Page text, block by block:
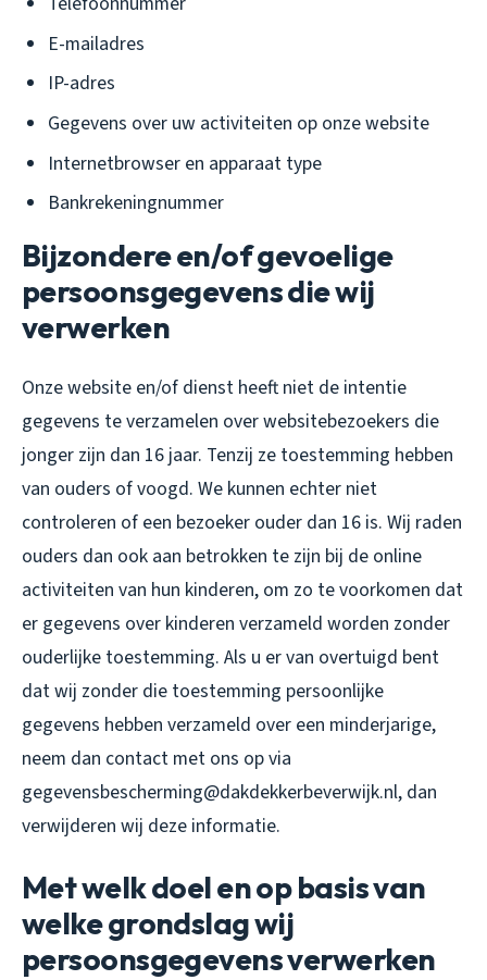
E-mailadres
IP-adres
Gegevens over uw activiteiten op onze website
Internetbrowser en apparaat type
Bankrekeningnummer
Bijzondere en/of gevoelige
persoonsgegevens die wij
verwerken
Onze website en/of dienst heeft niet de intentie
gegevens te verzamelen over websitebezoekers die
jonger zijn dan 16 jaar. Tenzij ze toestemming hebben
van ouders of voogd. We kunnen echter niet
controleren of een bezoeker ouder dan 16 is. Wij raden
ouders dan ook aan betrokken te zijn bij de online
activiteiten van hun kinderen, om zo te voorkomen dat
er gegevens over kinderen verzameld worden zonder
ouderlijke toestemming. Als u er van overtuigd bent
dat wij zonder die toestemming persoonlijke
gegevens hebben verzameld over een minderjarige,
neem dan contact met ons op via
gegevensbescherming@dakdekkerbeverwijk.nl, dan
verwijderen wij deze informatie.
Met welk doel en op basis van
welke grondslag wij
persoonsgegevens verwerken